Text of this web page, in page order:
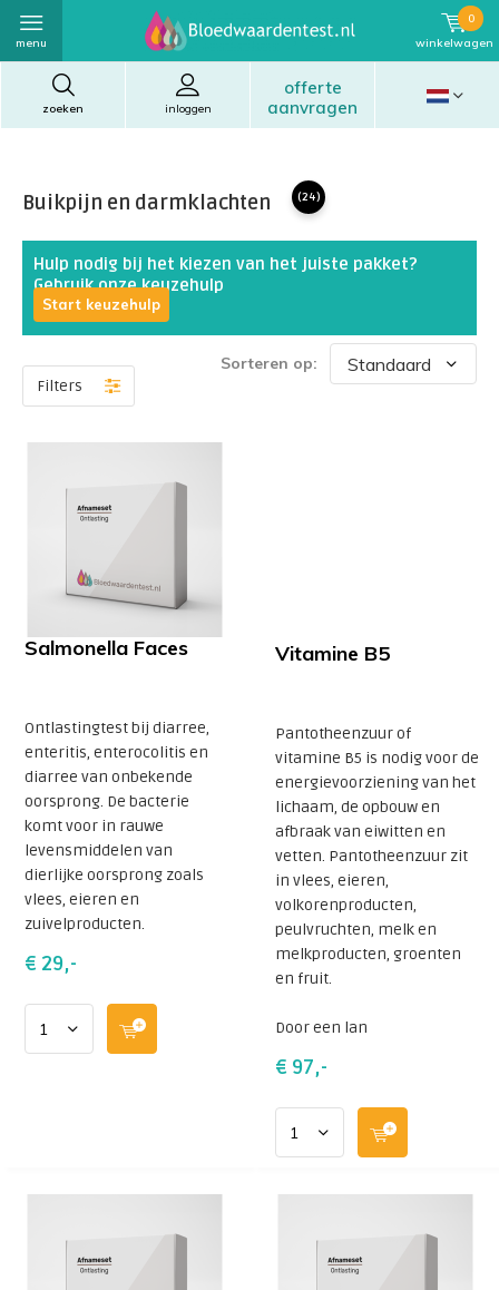
zoeken
offerte
aanvragen
inloggen
menu winkelwagen
0
Buikpijn en darmklachten (24)
Hulp nodig bij het kiezen van het juiste pakket?
Gebruik onze keuzehulp
Start keuzehulp
Filters
Sorteren op:
Salmonella Faces
Ontlastingtest bij diarree,
enteritis, enterocolitis en
diarree van onbekende
oorsprong. De bacterie
komt voor in rauwe
levensmiddelen van
dierlijke oorsprong zoals
vlees, eieren en
zuivelproducten.
€ 29,-
Vitamine B5
Pantotheenzuur of
vitamine B5 is nodig voor de
energievoorziening van het
lichaam, de opbouw en
afbraak van eiwitten en
vetten. Pantotheenzuur zit
in vlees, eieren,
volkorenproducten,
peulvruchten, melk en
melkproducten, groenten
en fruit.
Door een lan
€ 97,-